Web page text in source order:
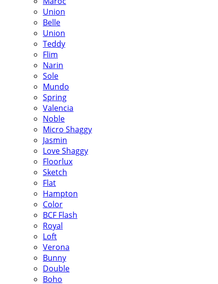
Union
Belle
Union
Teddy
Flim
Narin
Sole
Mundo
Spring
Valencia
Noble
Micro Shaggy
Jasmin
Love Shaggy
Floorlux
Sketch
Flat
Hampton
Color
BCF Flash
Royal
Loft
Verona
Bunny
Double
Boho